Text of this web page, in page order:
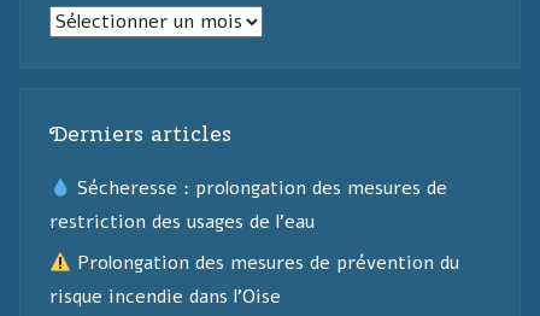
Archives
Derniers articles
Sécheresse : prolongation des mesures de
restriction des usages de l’eau
Prolongation des mesures de prévention du
risque incendie dans l’Oise